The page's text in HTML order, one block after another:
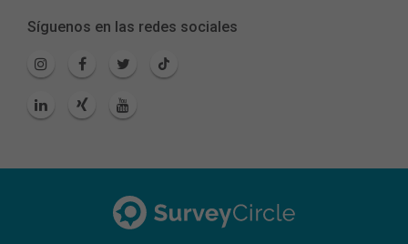
Síguenos en las redes sociales